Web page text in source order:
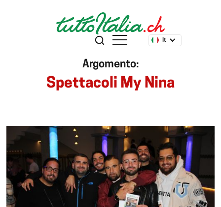
It
Argomento:
Spettacoli My Nina